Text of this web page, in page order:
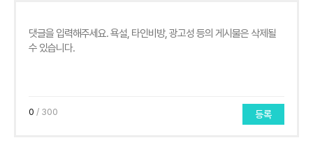
0 / 300 등록